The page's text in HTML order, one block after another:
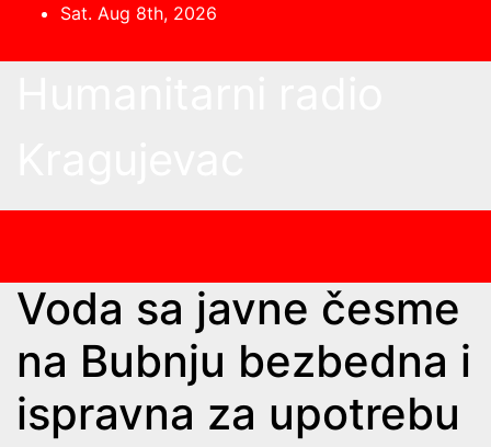
content
Sat. Aug 8th, 2026
Voda sa javne česme
na Bubnju bezbedna i
ispravna za upotrebu